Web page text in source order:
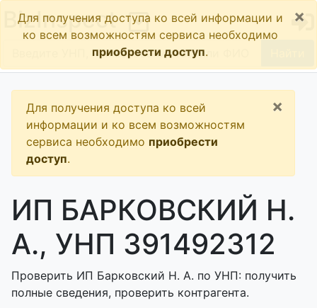
BizInspect
Для получения доступа ко всей информации и
ко всем возможностям сервиса необходимо
приобрести доступ.
×
Для получения доступа ко всей
информации и ко всем возможностям
сервиса необходимо приобрести
доступ.
×
ИП БАРКОВСКИЙ Н.
А., УНП 391492312
Проверить ИП Барковский Н. А. по УНП: получить
полные сведения, проверить контрагента.